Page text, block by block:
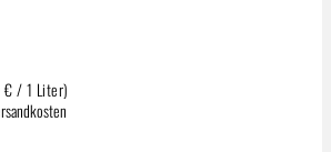
/ 1 Liter)